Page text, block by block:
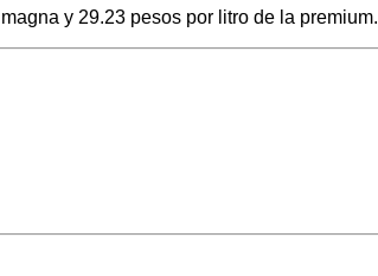
y 29.23 pesos por litro de la premium.